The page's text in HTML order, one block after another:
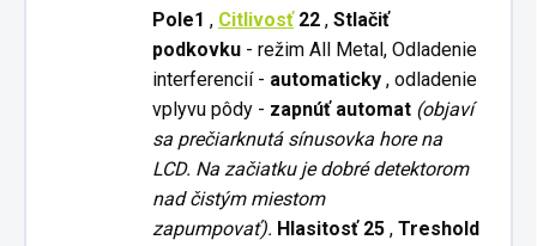
Pole1 , Citlivosť 22 , Stlačiť
podkovku - režim All Metal, Odladenie
interferencií - automaticky , odladenie
vplyvu pôdy - zapnúť automat (objaví
sa prečiarknutá sínusovka hore na
LCD. Na začiatku je dobré detektorom
nad čistým miestom
zapumpovať). Hlasitosť 25 , Treshold